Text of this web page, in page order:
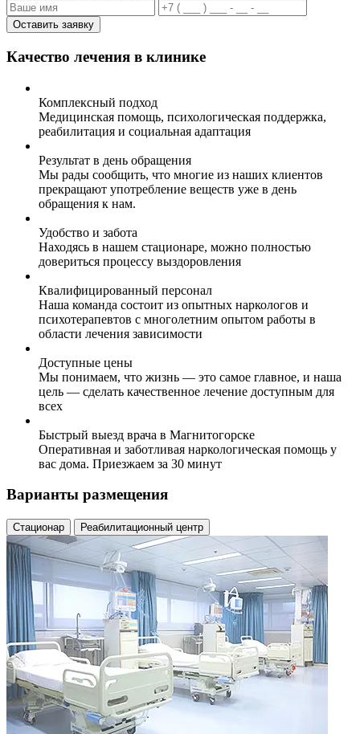
Оставить заявку
Качество лечения в клинике
Комплексный подход
Медицинская помощь, психологическая поддержка,
реабилитация и социальная адаптация
Результат в день обращения
Мы рады сообщить, что многие из наших клиентов
прекращают употребление веществ уже в день
обращения к нам.
Удобство и забота
Находясь в нашем стационаре, можно полностью
довериться процессу выздоровления
Квалифицированный персонал
Наша команда состоит из опытных наркологов и
психотерапевтов с многолетним опытом работы в
области лечения зависимости
Доступные цены
Мы понимаем, что жизнь — это самое главное, и наша
цель — сделать качественное лечение доступным для
всех
Быстрый выезд врача в Магнитогорске
Оперативная и заботливая наркологическая помощь у
вас дома. Приезжаем за 30 минут
Варианты размещения
Стационар Реабилитационный центр